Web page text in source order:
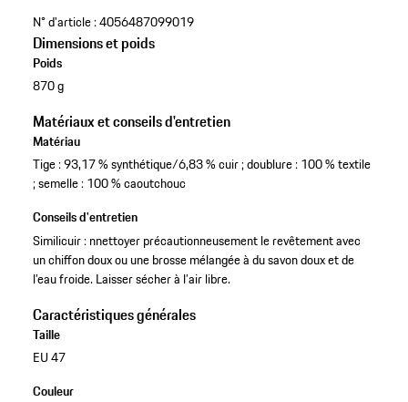
N° d'article :4056487099019
Dimensions et poids
Poids
870 g
Matériaux et conseils d'entretien
Matériau
Tige : 93,17 % synthétique/6,83 % cuir ; doublure : 100 % textile
; semelle : 100 % caoutchouc
Conseils d'entretien
Similicuir : nnettoyer précautionneusement le revêtement avec
un chiffon doux ou une brosse mélangée à du savon doux et de
l’eau froide. Laisser sécher à l’air libre.
Caractéristiques générales
Taille
EU 47
Couleur